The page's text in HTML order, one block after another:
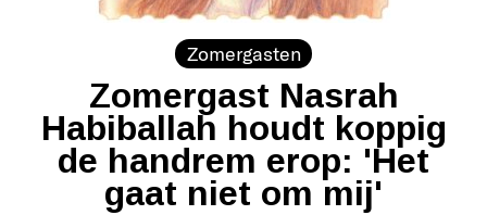
Zomergasten
Zomergast Nasrah
Habiballah houdt koppig
de handrem erop: 'Het
gaat niet om mij'